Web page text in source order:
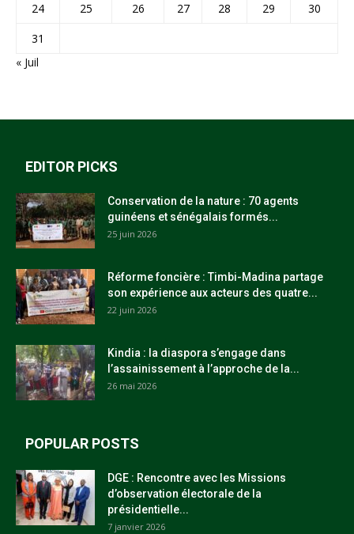
24
25 26 27 28 29
30
31
« Juil
EDITOR PICKS
Conservation de la nature : 70 agents
guinéens et sénégalais formés...
25 juin 2026
Réforme foncière : Timbi-Madina partage
son expérience aux acteurs des quatre...
22 juin 2026
Kindia : la diaspora s’engage dans
l’assainissement à l’approche de la...
26 mai 2026
POPULAR POSTS
DGE : Rencontre avec les Missions
d’observation électorale de la
présidentielle...
7 janvier 2026